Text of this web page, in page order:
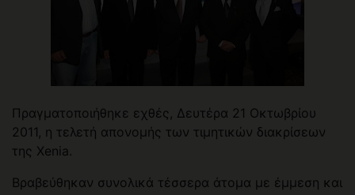
Πραγματοποιήθηκε εχθές, Δευτέρα 21 Οκτωβρίου
2011, η τελετή απονομής των τιμητικών διακρίσεων
της Xenia.
Βραβεύθηκαν συνολικά τέσσερα άτομα με έμμεση και